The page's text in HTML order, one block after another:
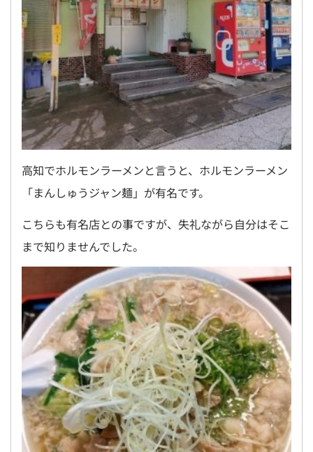
高知でホルモンラーメンと言うと、ホルモンラーメン
「まんしゅうジャン麺」が有名です。
こちらも有名店との事ですが、失礼ながら自分はそこ
まで知りませんでした。